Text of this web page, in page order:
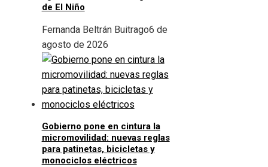
de El Niño
Fernanda Beltrán Buitrago6 de
agosto de 2026
Gobierno pone en cintura la
micromovilidad: nuevas reglas
para patinetas, bicicletas y
monociclos eléctricos